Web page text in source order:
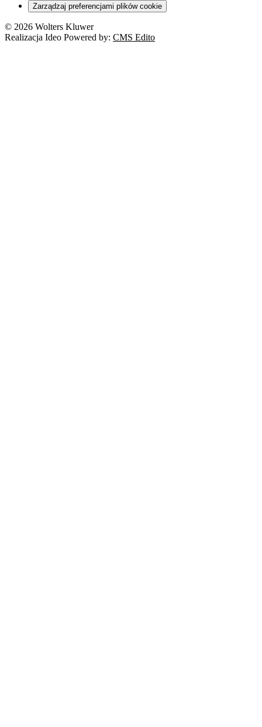
Zarządzaj preferencjami plików cookie
© 2026 Wolters Kluwer
Realizacja Ideo Powered by: CMS Edito